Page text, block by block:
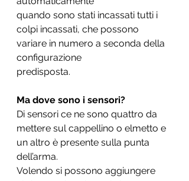
quando sono stati incassati tutti i
colpi incassati, che possono
variare in numero a seconda della
configurazione
predisposta.
Ma dove sono i sensori?
Di sensori ce ne sono quattro da
mettere sul cappellino o elmetto e
un altro è presente sulla punta
dell’arma.
Volendo si possono aggiungere